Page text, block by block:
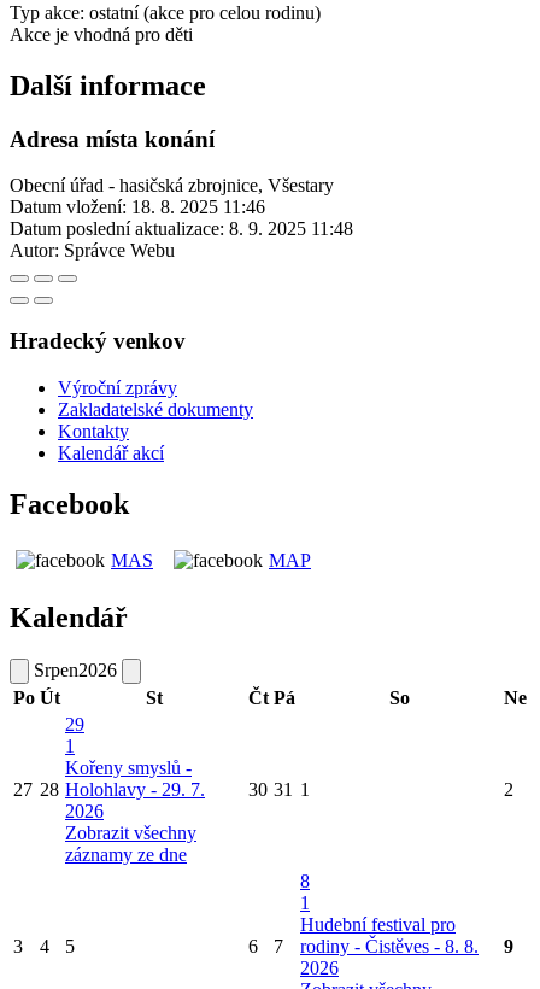
Typ akce: ostatní (akce pro celou rodinu)
Akce je vhodná pro děti
Další informace
Adresa místa konání
Obecní úřad - hasičská zbrojnice, Všestary
Datum vložení: 18. 8. 2025 11:46
Datum poslední aktualizace: 8. 9. 2025 11:48
Autor: Správce Webu
Hradecký venkov
Výroční zprávy
Zakladatelské dokumenty
Kontakty
Kalendář akcí
Facebook
MAS MAP
Kalendář
Srpen2026
Po Út St Čt Pá So Ne
27 28
29
1
Kořeny smyslů -
Holohlavy - 29. 7.
2026
Zobrazit všechny
záznamy ze dne
30 31 1 2
3 4 5 6 7
8
1
Hudební festival pro
rodiny - Čistěves - 8. 8.
2026
9